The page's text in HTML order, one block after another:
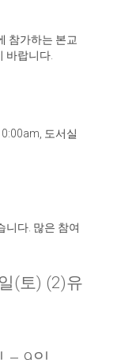
참가하는 본교
바랍니다
도서실
니다 많은 참여
(토) (2)유